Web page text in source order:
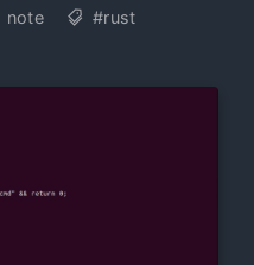
。
note #rust